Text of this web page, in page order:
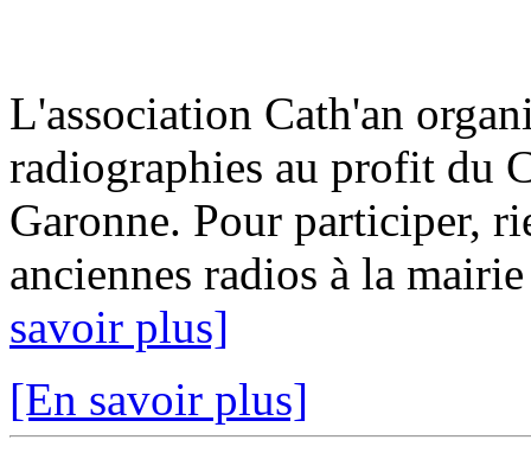
L'association Cath'an
radiographies au profit du
Garonne. Pour participer,
anciennes radios à la
savoir plus]
[En savoir plus]